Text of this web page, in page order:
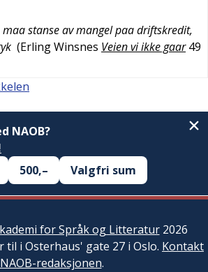
stanse av mangel paa driftskredit,
(Erling Winsnes Veien vi ikke gaar 49
NAOB?
500,– Valgfri sum
for Språk og Litteratur2026
til i Osterhaus' gate 27 i Oslo. Kontakt
NAOB-redaksjonen.